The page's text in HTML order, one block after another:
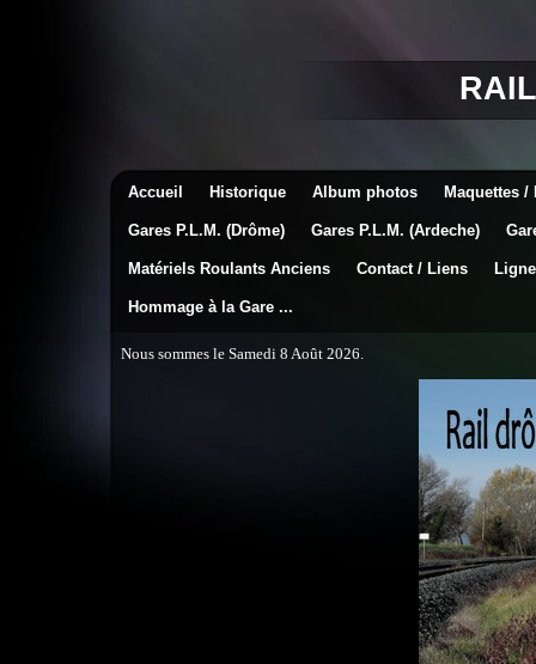
Accueil Historique Album photos Maquettes
Gares P.L.M. (Drôme) Gares P.L.M. (Ardeche)
Matériels Roulants Anciens Contact / Liens
Hommage à la Gare ...
Nous sommes le Samedi 8 Août 2026.